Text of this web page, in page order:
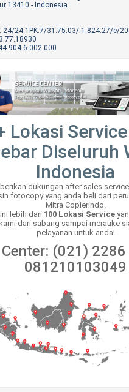
13410 - Indonesia
: 24/24.1PK.7/31.75.03/-1.824.27/e/
002.000
Lokasi
Diseluruh
Indonesia
dukungan after sales
fotocopy yang anda beli dari
Mitra Copierindo.
lebih dari 100 Lokasi Service
dari sabang sampai merauke
pelayanan untuk anda!
Center: (021)
081210103049